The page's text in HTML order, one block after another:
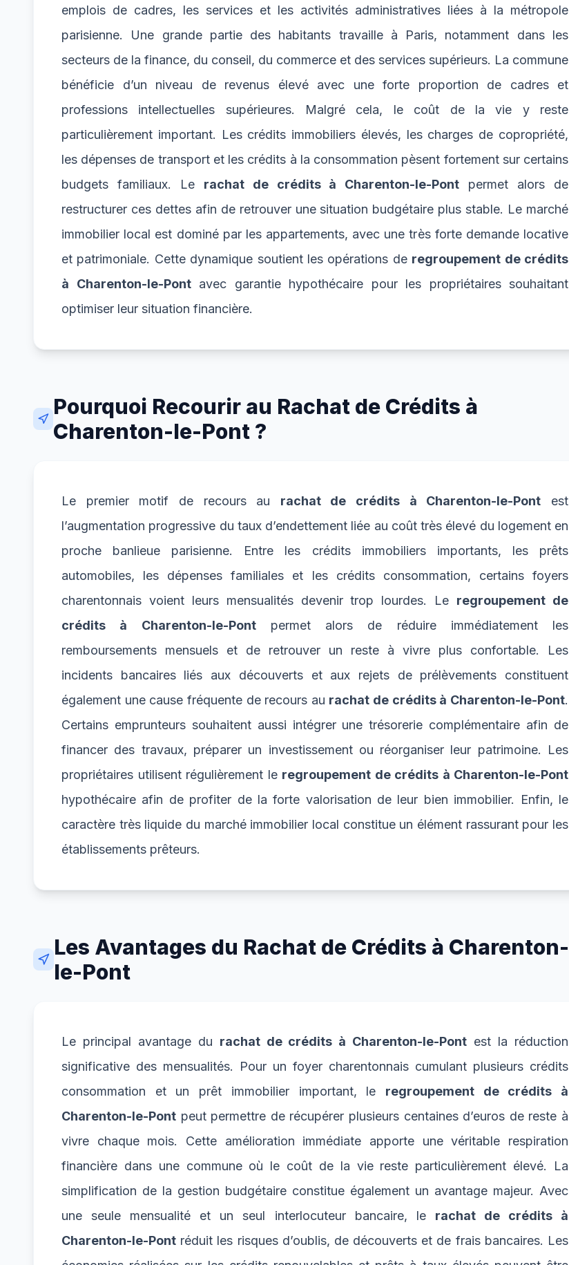
emplois de cadres, les services et les activités administratives liées à la métropole
parisienne. Une grande partie des habitants travaille à Paris, notamment dans les
secteurs de la finance, du conseil, du commerce et des services supérieurs. La commune
bénéficie d’un niveau de revenus élevé avec une forte proportion de cadres et
professions intellectuelles supérieures. Malgré cela, le coût de la vie y reste
particulièrement important. Les crédits immobiliers élevés, les charges de copropriété,
les dépenses de transport et les crédits à la consommation pèsent fortement sur certains
budgets familiaux. Le rachat de crédits à Charenton-le-Pont permet alors de
restructurer ces dettes afin de retrouver une situation budgétaire plus stable. Le marché
immobilier local est dominé par les appartements, avec une très forte demande locative
et patrimoniale. Cette dynamique soutient les opérations de regroupement de crédits
à Charenton-le-Pontavec garantie hypothécaire pour les propriétaires souhaitant
optimiser leur situation financière.
Pourquoi Recourir au Rachat de Crédits à
Charenton-le-Pont ?
Le premier motif de recours au rachat de crédits à Charenton-le-Pont est
l’augmentation progressive du taux d’endettement liée au coût très élevé du logement en
proche banlieue parisienne. Entre les crédits immobiliers importants, les prêts
automobiles, les dépenses familiales et les crédits consommation, certains foyers
charentonnais voient leurs mensualités devenir trop lourdes. Le regroupement de
crédits à Charenton-le-Pontpermet alors de réduire immédiatement les
remboursements mensuels et de retrouver un reste à vivre plus confortable. Les
incidents bancaires liés aux découverts et aux rejets de prélèvements constituent
également une cause fréquente de recours au rachat de crédits à Charenton-le-Pont.
Certains emprunteurs souhaitent aussi intégrer une trésorerie complémentaire afin de
financer des travaux, préparer un investissement ou réorganiser leur patrimoine. Les
propriétaires utilisent régulièrement le regroupement de crédits à Charenton-le-Pont
hypothécaire afin de profiter de la forte valorisation de leur bien immobilier. Enfin, le
caractère très liquide du marché immobilier local constitue un élément rassurant pour les
établissements prêteurs.
Les Avantages du Rachat de Crédits à Charenton-
le-Pont
Le principal avantage du rachat de crédits à Charenton-le-Pont est la réduction
significative des mensualités. Pour un foyer charentonnais cumulant plusieurs crédits
consommation et un prêt immobilier important, le regroupement de crédits à
Charenton-le-Pont peut permettre de récupérer plusieurs centaines d’euros de reste à
vivre chaque mois. Cette amélioration immédiate apporte une véritable respiration
financière dans une commune où le coût de la vie reste particulièrement élevé. La
simplification de la gestion budgétaire constitue également un avantage majeur. Avec
une seule mensualité et un seul interlocuteur bancaire, le rachat de crédits à
Charenton-le-Pont réduit les risques d’oublis, de découverts et de frais bancaires. Les